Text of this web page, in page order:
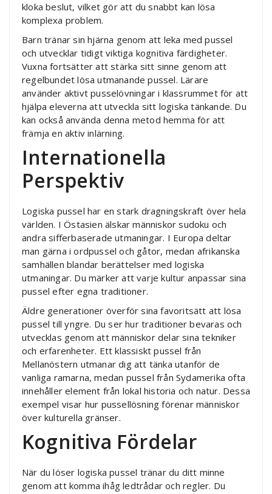
kloka beslut, vilket gör att du snabbt kan lösa
komplexa problem.
Barn tränar sin hjärna genom att leka med pussel
och utvecklar tidigt viktiga kognitiva färdigheter.
Vuxna fortsätter att stärka sitt sinne genom att
regelbundet lösa utmanande pussel. Lärare
använder aktivt pusselövningar i klassrummet för att
hjälpa eleverna att utveckla sitt logiska tänkande. Du
kan också använda denna metod hemma för att
främja en aktiv inlärning.
Internationella
Perspektiv
Logiska pussel har en stark dragningskraft över hela
världen. I Östasien älskar människor sudoku och
andra sifferbaserade utmaningar. I Europa deltar
man gärna i ordpussel och gåtor, medan afrikanska
samhällen blandar berättelser med logiska
utmaningar. Du märker att varje kultur anpassar sina
pussel efter egna traditioner.
Äldre generationer överför sina favoritsätt att lösa
pussel till yngre. Du ser hur traditioner bevaras och
utvecklas genom att människor delar sina tekniker
och erfarenheter. Ett klassiskt pussel från
Mellanöstern utmanar dig att tänka utanför de
vanliga ramarna, medan pussel från Sydamerika ofta
innehåller element från lokal historia och natur. Dessa
exempel visar hur pussellösning förenar människor
över kulturella gränser.
Kognitiva Fördelar
När du löser logiska pussel tränar du ditt minne
genom att komma ihåg ledtrådar och regler. Du